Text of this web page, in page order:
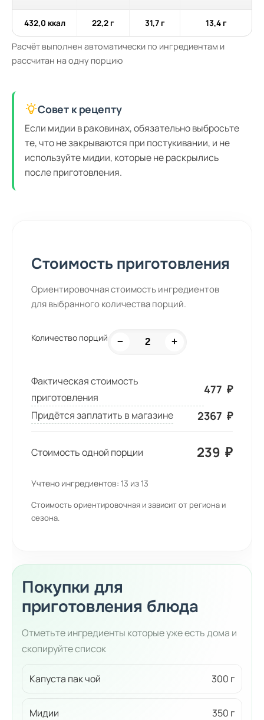
432,0 ккал 22,2 г 31,7 г 13,4 г
Расчёт выполнен автоматически по ингредиентам и
рассчитан на одну порцию
Совет к рецепту
Если мидии в раковинах, обязательно выбросьте
те, что не закрываются при постукивании, и не
используйте мидии, которые не раскрылись
после приготовления.
Стоимость приготовления
Ориентировочная стоимость ингредиентов
для выбранного количества порций.
Количество порций − +
Фактическая стоимость
приготовления
477 ₽
Придётся заплатить в магазине 2367 ₽
Стоимость одной порции 239 ₽
Учтено ингредиентов: 13 из13
Стоимость ориентировочная и зависит от региона и
сезона.
Покупки для
приготовления блюда
Отметьте ингредиенты которые уже есть дома и
скопируйте список
Капуста пак чой 300 г
Мидии 350 г